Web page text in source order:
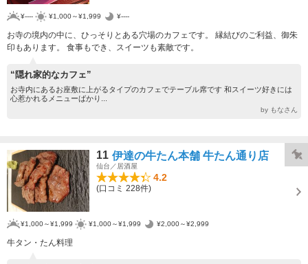
¥---- ¥1,000～¥1,999 ¥----
お寺の境内の中に、ひっそりとある穴場のカフェです。 縁結びのご利益、御朱
印もあります。 食事もでき、スイーツも素敵です。
“隠れ家的なカフェ”
お寺内にあるお座敷に上がるタイプのカフェでテーブル席です 和スイーツ好きには
心惹かれるメニューばかり...
by もなさん
11 伊達の牛たん本舗 牛たん通り店
仙台／居酒屋
4.2
(口コミ 228件)
¥1,000～¥1,999 ¥1,000～¥1,999 ¥2,000～¥2,999
牛タン・たん料理